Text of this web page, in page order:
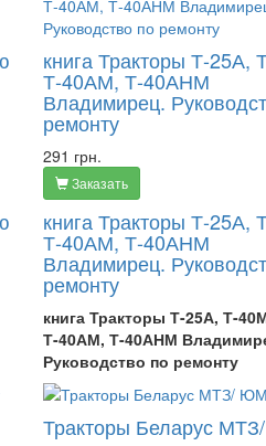
книга Тракторы Т-25А,
Т-40АМ, Т-40АНМ
Владимирец.
ремонту
291 грн.
Заказать
книга Тракторы Т-25А,
Т-40АМ, Т-40АНМ
Владимирец.
ремонту
книга Тракторы Т-25А, Т-
Т-40АМ, Т-40АНМ
Руководство по ремонту
Тракторы Беларус